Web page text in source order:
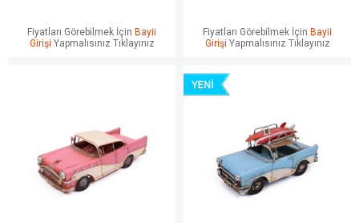
Fiyatları Görebilmek İçin Bayii
Girişi Yapmalısınız Tıklayınız
Fiyatları Görebilmek İçin Bayii
Girişi Yapmalısınız Tıklayınız